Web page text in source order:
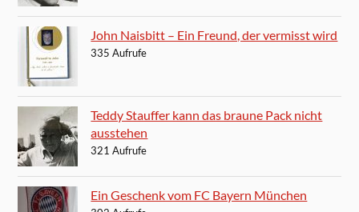
John Naisbitt – Ein Freund, der vermisst wird
335 Aufrufe
Teddy Stauffer kann das braune Pack nicht
ausstehen
321 Aufrufe
Ein Geschenk vom FC Bayern München